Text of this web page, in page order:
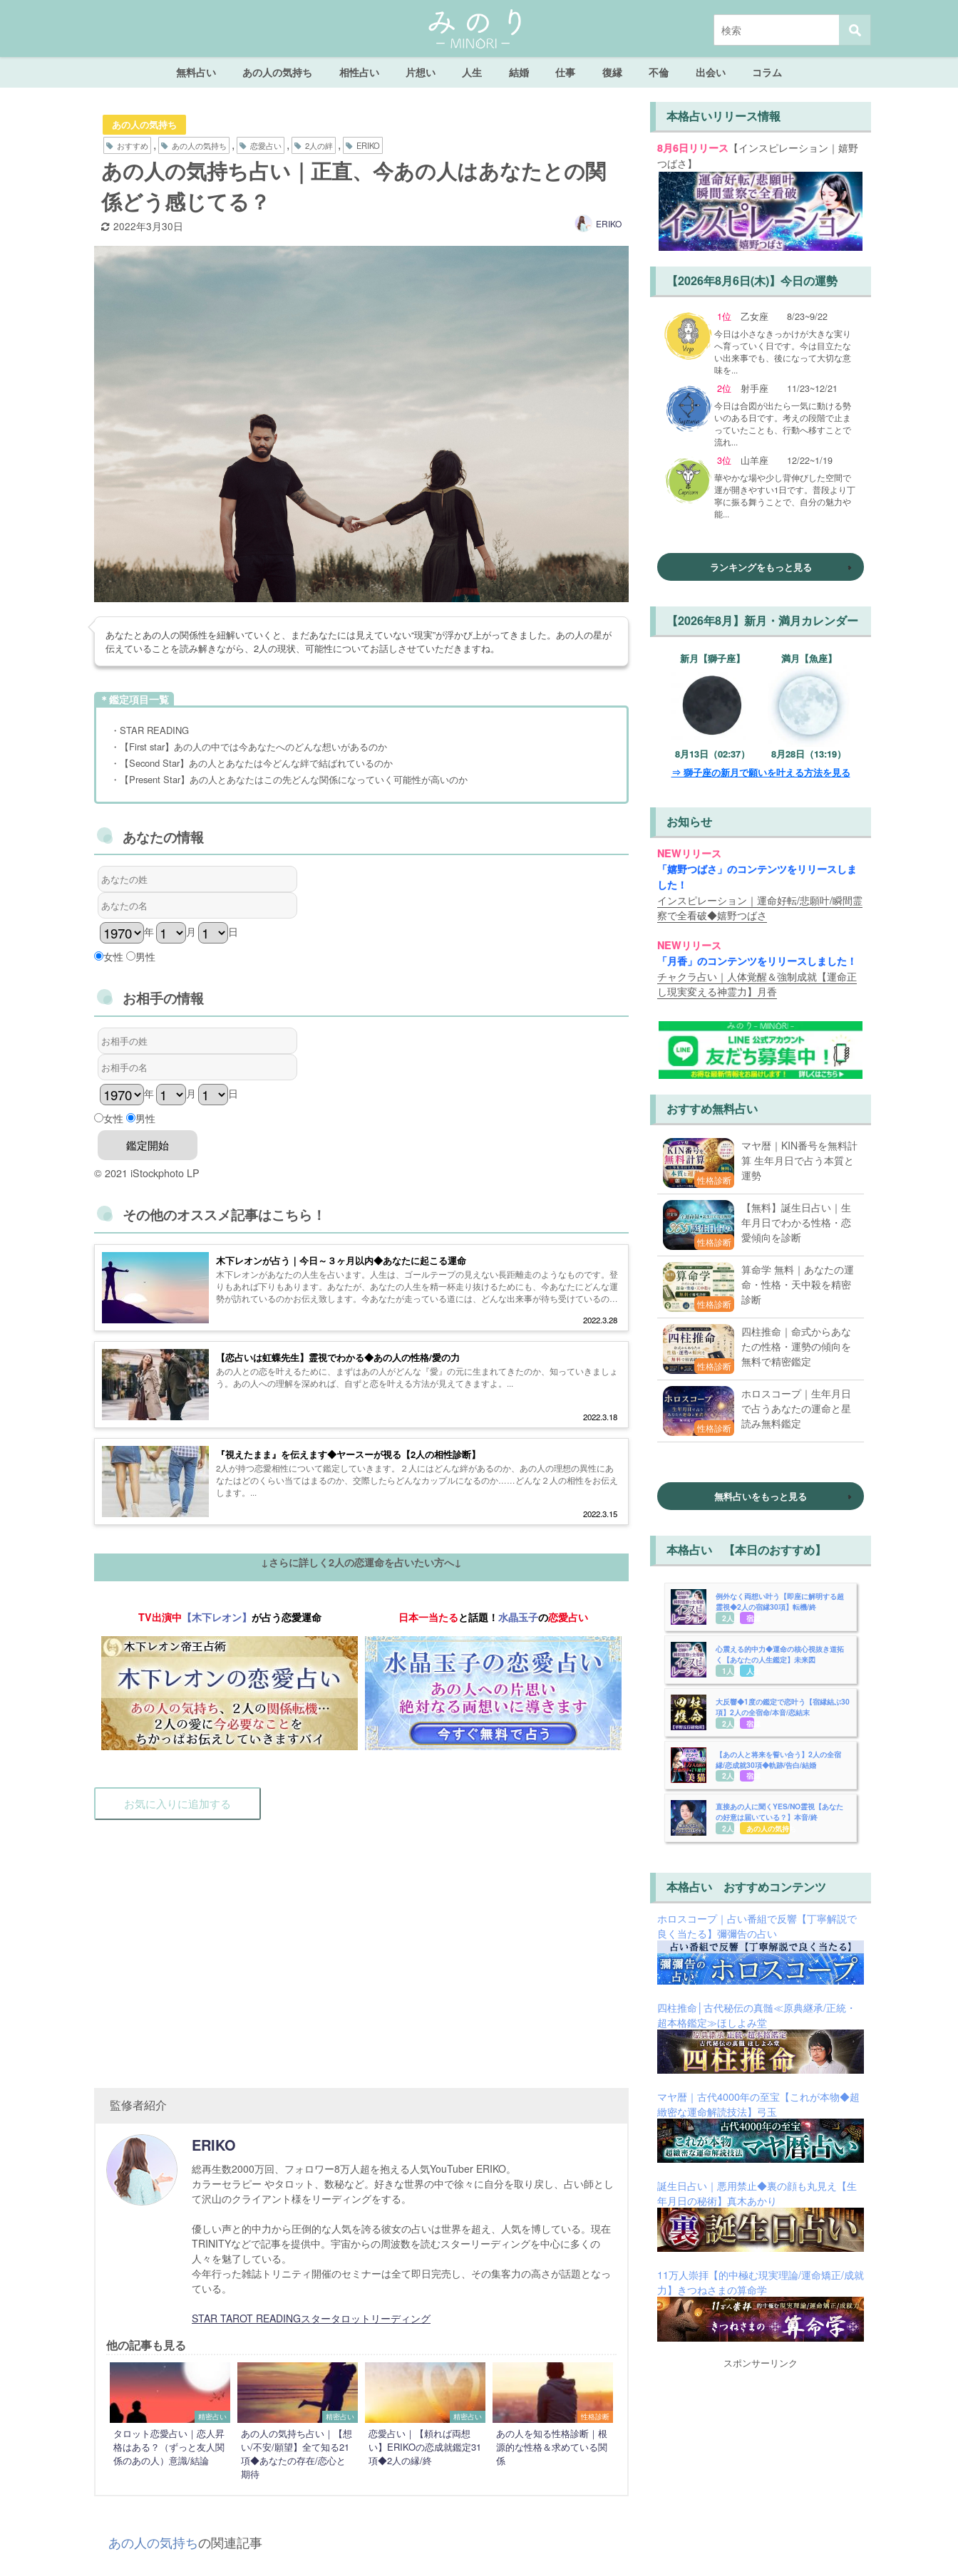
無料占い あの人の気持ち 相性占い 片想い 人生 結婚 仕事 復縁 不倫 出会い コラム
あの人の気持ち
おすすめ , あの人の気持ち , 恋愛占い , 2人の絆 , ERIKO
あの人の気持ち占い｜正直、今あの人はあなたとの関
係どう感じてる？
2022年3月30日 ERIKO
あなたとあの人の関係性を紐解いていくと、まだあなたには見えていない“現実”が浮かび上がってきました。あの人の星が
伝えていることを読み解きながら、2人の現状、可能性についてお話しさせていただきますね。
＊鑑定項目一覧
・STAR READING
・【First star】あの人の中では今あなたへのどんな想いがあるのか
・【Second Star】あの人とあなたは今どんな絆で結ばれているのか
・【Present Star】あの人とあなたはこの先どんな関係になっていく可能性が高いのか
あなたの情報
年 月
日
女性
男性
お相手の情報
年 月
日
女性
男性
© 2021 iStockphoto LP
その他のオススメ記事はこちら！
木下レオンが占う｜今日～３ヶ月以内◆あなたに起こる運命
2022.3.28
木下レオンがあなたの人生を占います。人生は、ゴールテープの見えない長距離走のようなものです。登
りもあれば下りもあります。あなたが、あなたの人生を精一杯走り抜けるためにも、今あなたにどんな運
勢が訪れているのかお伝え致します。今あなたが走っている道には、どんな出来事が待ち受けているのか
【恋占いは虹蝶先生】霊視でわかる◆あの人の性格/愛の力
2022.3.18
あの人との恋を叶えるために、まずはあの人がどんな『愛』の元に生まれてきたのか、知っていきましょ
う。あの人への理解を深めれば、自ずと恋を叶える方法が見えてきますよ。...
『視えたまま』を伝えます◆ヤースーが視る【2人の相性診断】
2022.3.15
2人が持つ恋愛相性について鑑定していきます。２人にはどんな絆があるのか、あの人の理想の異性にあ
なたはどのくらい当てはまるのか、交際したらどんなカップルになるのか……どんな２人の相性をお伝え
します。...
↓さらに詳しく2人の恋運命を占いたい方へ↓
TV出演中 【木下レオン】 が占う恋愛運命 日本一当たると話題！ 水晶玉子の恋愛占い
お気に入りに追加する
監修者紹介
ERIKO
総再生数2000万回、フォロワー8万人超を抱える人気YouTuber ERIKO。
カラーセラピー やタロット、数秘など。好きな世界の中で徐々に自分を取り戻し、占い師とし
て沢山のクライアント様をリーディングをする。
優しい声と的中力から圧倒的な人気を誇る彼女の占いは世界を超え、人気を博している。現在
TRINITYなどで記事を提供中。宇宙からの周波数を読むスターリーディングを中心に多くの
人々を魅了している。
今年行った雑誌トリニティ開催のセミナーは全て即日完売し、その集客力の高さが話題となっ
ている。
STAR TAROT READINGスタータロットリーディング
他の記事も見る
精密占い
タロット恋愛占い｜恋人昇
格はある？（ずっと友人関
係のあの人）意識/結論
精密占い
あの人の気持ち占い｜【想
い/不安/願望】全て知る21
項◆あなたの存在/恋心と
期待
精密占い
恋愛占い｜【頼れば両想
い】ERIKOの恋成就鑑定31
項◆2人の縁/終
性格診断
あの人を知る性格診断｜根
源的な性格＆求めている関
係
あの人の気持ちの関連記事
本格占いリリース情報
8月6日リリース 【インスピレーション｜嬉野
つばさ】
【2026年8月6日(木)】今日の運勢
1位 乙女座 8/23~9/22
今日は小さなきっかけが大きな実り
へ育っていく日です。今は目立たな
い出来事でも、後になって大切な意
味を...
2位 射手座 11/23~12/21
今日は合図が出たら一気に動ける勢
いのある日です。考えの段階で止ま
っていたことも、行動へ移すことで
流れ...
3位 山羊座 12/22~1/19
華やかな場や少し背伸びした空間で
運が開きやすい1日です。普段より丁
寧に振る舞うことで、自分の魅力や
能...
ランキングをもっと見る
【2026年8月】新月・満月カレンダー
新月【獅子座】
8月13日（02:37）
満月【魚座】
8月28日（13:19）
⇒ 獅子座の新月で願いを叶える方法を見る
お知らせ
NEWリリース
「嬉野つばさ」のコンテンツをリリースしま
した！
インスピレーション｜運命好転/悲願叶/瞬間霊
察で全看破◆嬉野つばさ
NEWリリース
「月香」のコンテンツをリリースしました！
チャクラ占い｜人体覚醒＆強制成就【運命正
し現実変える神霊力】月香
おすすめ無料占い
性格診断
マヤ暦｜KIN番号を無料計
算 生年月日で占う本質と
運勢
性格診断
【無料】誕生日占い｜生
年月日でわかる性格・恋
愛傾向を診断
性格診断
算命学 無料｜あなたの運
命・性格・天中殺を精密
診断
性格診断
四柱推命｜命式からあな
たの性格・運勢の傾向を
無料で精密鑑定
性格診断
ホロスコープ｜生年月日
で占うあなたの運命と星
読み無料鑑定
無料占いをもっと見る
本格占い 【本日のおすすめ】
例外なく両想い叶う【即座に解明する超
霊視◆2人の宿縁30項】転機/終
2人用 宿縁
心震える的中力◆運命の核心視抜き道拓
く【あなたの人生鑑定】未来図
1人用
人生
大反響◆1度の鑑定で恋叶う【宿縁結ぶ30
項】2人の全宿命/本音/恋結末
2人用 宿縁
【あの人と将来を誓い合う】2人の全宿
縁/恋成就30項◆軌跡/告白/結婚
2人用 宿縁
直接あの人に聞くYES/NO霊視【あなた
の好意は届いている？】本音/終
2人用
あの人の気持ち
本格占い おすすめコンテンツ
ホロスコープ｜占い番組で反響【丁寧解説で
良く当たる】彌彌告の占い
四柱推命│古代秘伝の真髄≪原典継承/正統・
超本格鑑定≫ほしよみ堂
マヤ暦｜古代4000年の至宝【これが本物◆超
緻密な運命解読技法】弓玉
誕生日占い｜悪用禁止◆裏の顔も丸見え【生
年月日の秘術】真木あかり
11万人崇拝【的中極む現実理論/運命矯正/成就
力】きつねさまの算命学
スポンサーリンク